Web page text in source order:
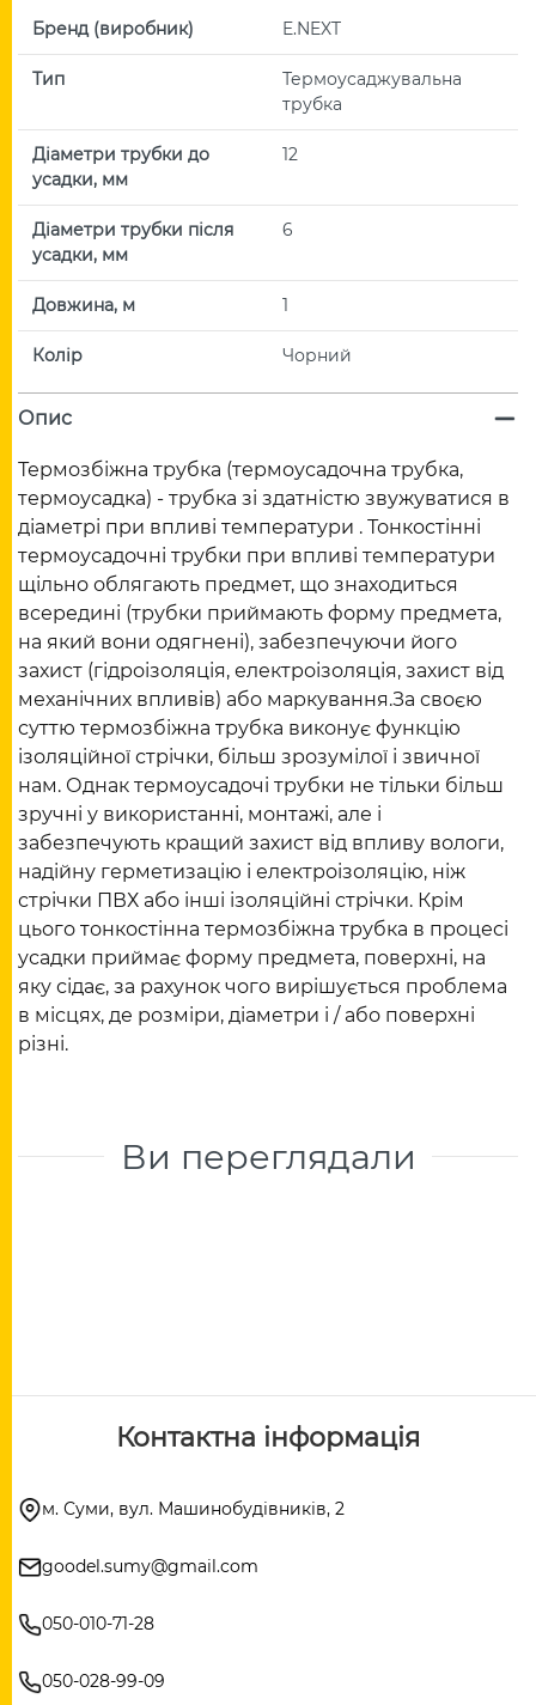
Бренд (виробник) E.NEXT
Тип
Термоусаджувальна
трубка
Діаметри трубки до
усадки, мм
12
Діаметри трубки після
усадки, мм
6
Довжина, м 1
Колір Чорний
Опис
Термозбіжна трубка (термоусадочна трубка,
термоусадка) - трубка зі здатністю звужуватися в
діаметрі при впливі температури . Тонкостінні
термоусадочні трубки при впливі температури
щільно облягають предмет, що знаходиться
всередині (трубки приймають форму предмета,
на який вони одягнені), забезпечуючи його
захист (гідроізоляція, електроізоляція, захист від
механічних впливів) або маркування.За своєю
суттю термозбіжна трубка виконує функцію
ізоляційної стрічки, більш зрозумілої і звичної
нам. Однак термоусадочі трубки не тільки більш
зручні у використанні, монтажі, але і
забезпечують кращий захист від впливу вологи,
надійну герметизацію і електроізоляцію, ніж
стрічки ПВХ або інші ізоляційні стрічки. Крім
цього тонкостінна термозбіжна трубка в процесі
усадки приймає форму предмета, поверхні, на
яку сідає, за рахунок чого вирішується проблема
в місцях, де розміри, діаметри і / або поверхні
різні.
Ви переглядали
Контактна інформація
м. Суми, вул. Машинобудівників, 2
goodel.sumy@gmail.com
050-010-71-28
050-028-99-09